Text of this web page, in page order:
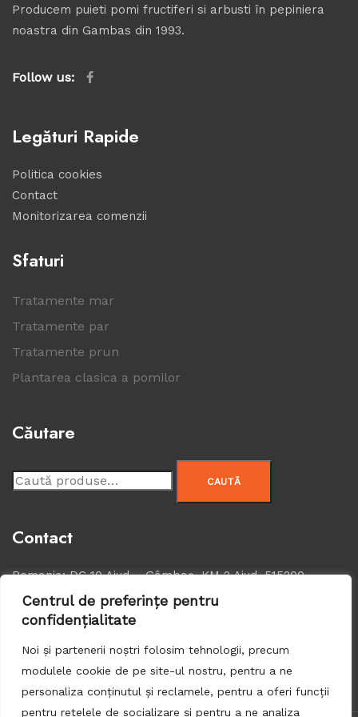
Centrul de preferințe pentru
confidențialitate
Noi și partenerii noștri folosim tehnologii, precum
modulele cookie de pe site-ul nostru, pentru a ne
personaliza conținutul și reclamele, pentru a oferi funcții
pentru rețelele de socializare și pentru a ne analiza
Producem puieti pomi fructiferi si arbusti în pepiniera
noastra din Gambas din 1993.
Follow us:
Legături Rapide
Politica cookies
Contact
Monitorizarea comenzii
Sfaturi
Tratamente mar
Tratamente par
Tratamente prun
Plantarea clasica a pomilor
Căutare
după:
CAUTĂ
Contact
Romania: DC 10 Aiud – Gâmbaş, KM 2 Aiud, 515200
0745 826 252